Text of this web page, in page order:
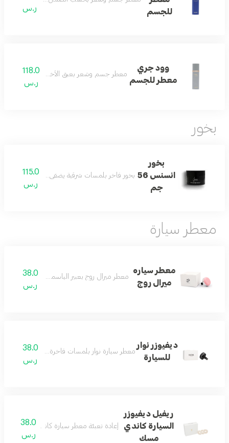
للجسم
ر.س
وود جري
معطر للجسم
معطر جسم وشعر بعبق الأخشاب الفخم
118.0
ر.س
بخور
بخور
انسنس 56
جم
بخور فاخر بلمسات شرقية يضفي على المكان عبقاً
115.0
ر.س
معطر سيارة
معطر سياره
ميرال روج
معطر ميرال روج بعبير الياسمين والحمضيات
38.0
ر.س
ديفيوزر نوار
للسيارة
معطر سيارة نوار بلمسات فاخرة مستوحاة من عطر
38.0
ر.س
ريفيل ديفيوزر
السيارة كاندي
مسك
إعادة تعبئة معطر سيارة كاندي برائحة المسك
38.0
ر.س